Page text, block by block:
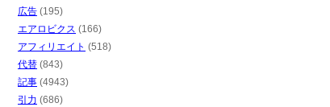
広告 (195)
エアロビクス (166)
アフィリエイト (518)
代替 (843)
記事 (4943)
引力 (686)